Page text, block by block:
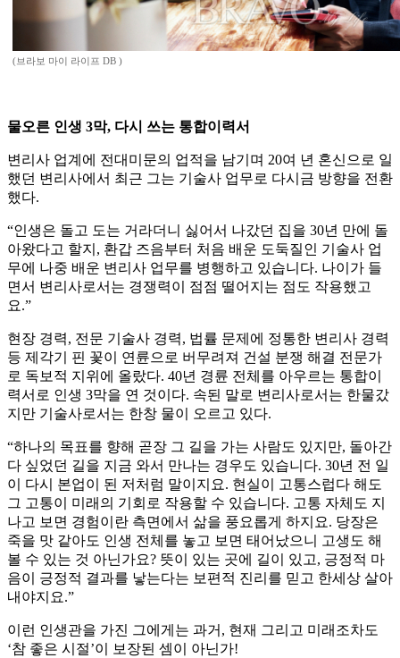
(브라보 마이 라이프 DB )
물오른 인생 3막, 다시 쓰는 통합이력서
변리사 업계에 전대미문의 업적을 남기며 20여 년 혼신으로 일
했던 변리사에서 최근 그는 기술사 업무로 다시금 방향을 전환
했다.
“인생은 돌고 도는 거라더니 싫어서 나갔던 집을 30년 만에 돌
아왔다고 할지, 환갑 즈음부터 처음 배운 도둑질인 기술사 업
무에 나중 배운 변리사 업무를 병행하고 있습니다. 나이가 들
면서 변리사로서는 경쟁력이 점점 떨어지는 점도 작용했고
요.”
현장 경력, 전문 기술사 경력, 법률 문제에 정통한 변리사 경력
등 제각기 핀 꽃이 연륜으로 버무려져 건설 분쟁 해결 전문가
로 독보적 지위에 올랐다. 40년 경륜 전체를 아우르는 통합이
력서로 인생 3막을 연 것이다. 속된 말로 변리사로서는 한물갔
지만 기술사로서는 한창 물이 오르고 있다.
“하나의 목표를 향해 곧장 그 길을 가는 사람도 있지만, 돌아간
다 싶었던 길을 지금 와서 만나는 경우도 있습니다. 30년 전 일
이 다시 본업이 된 저처럼 말이지요. 현실이 고통스럽다 해도
그 고통이 미래의 기회로 작용할 수 있습니다. 고통 자체도 지
나고 보면 경험이란 측면에서 삶을 풍요롭게 하지요. 당장은
죽을 맛 같아도 인생 전체를 놓고 보면 태어났으니 고생도 해
볼 수 있는 것 아닌가요? 뜻이 있는 곳에 길이 있고, 긍정적 마
음이 긍정적 결과를 낳는다는 보편적 진리를 믿고 한세상 살아
내야지요.”
이런 인생관을 가진 그에게는 과거, 현재 그리고 미래조차도
‘참 좋은 시절’이 보장된 셈이 아닌가!